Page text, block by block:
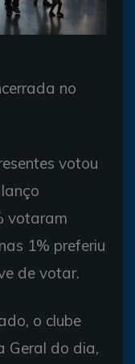
no
votou
votaram
1% preferiu
de votar.
o clube
Geral do dia,